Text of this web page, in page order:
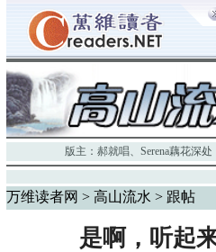
版主： 郝就唱、 Serena藕花深处
万维读者网 > 高山流水 > 跟帖
是啊，听起